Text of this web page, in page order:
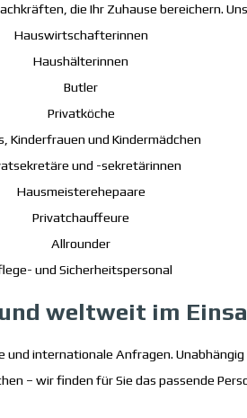
die Ihr Zuhause bereichern.
Hauswirtschafterinnen
Haushälterinnen
Butler
Privatköche
Kinderfrauen und Kindermädchen
und -sekretärinnen
Hausmeisterehepaare
Privatchauffeure
Allrounder
und Sicherheitspersonal
weltweit im
internationale Anfragen.
– wir finden für Sie das passende